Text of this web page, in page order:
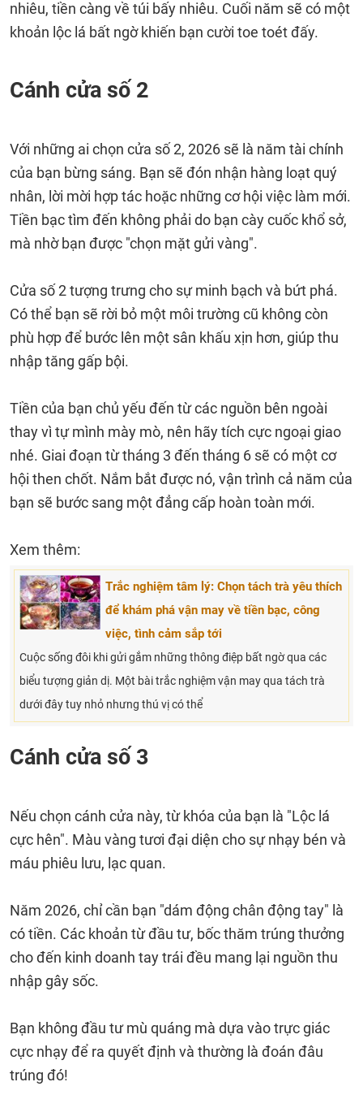
nhiêu, tiền càng về túi bấy nhiêu. Cuối năm sẽ có một
khoản lộc lá bất ngờ khiến bạn cười toe toét đấy.
Cánh cửa số 2
Với những ai chọn cửa số 2, 2026 sẽ là năm tài chính
của bạn bừng sáng. Bạn sẽ đón nhận hàng loạt quý
nhân, lời mời hợp tác hoặc những cơ hội việc làm mới.
Tiền bạc tìm đến không phải do bạn cày cuốc khổ sở,
mà nhờ bạn được "chọn mặt gửi vàng".
Cửa số 2 tượng trưng cho sự minh bạch và bứt phá.
Có thể bạn sẽ rời bỏ một môi trường cũ không còn
phù hợp để bước lên một sân khấu xịn hơn, giúp thu
nhập tăng gấp bội.
Tiền của bạn chủ yếu đến từ các nguồn bên ngoài
thay vì tự mình mày mò, nên hãy tích cực ngoại giao
nhé. Giai đoạn từ tháng 3 đến tháng 6 sẽ có một cơ
hội then chốt. Nắm bắt được nó, vận trình cả năm của
bạn sẽ bước sang một đẳng cấp hoàn toàn mới.
Xem thêm:
Trắc nghiệm tâm lý: Chọn tách trà yêu thích
để khám phá vận may về tiền bạc, công
việc, tình cảm sắp tới
Cuộc sống đôi khi gửi gắm những thông điệp bất ngờ qua các
biểu tượng giản dị. Một bài trắc nghiệm vận may qua tách trà
dưới đây tuy nhỏ nhưng thú vị có thể
Cánh cửa số 3
Nếu chọn cánh cửa này, từ khóa của bạn là "Lộc lá
cực hên". Màu vàng tươi đại diện cho sự nhạy bén và
máu phiêu lưu, lạc quan.
Năm 2026, chỉ cần bạn "dám động chân động tay" là
có tiền. Các khoản từ đầu tư, bốc thăm trúng thưởng
cho đến kinh doanh tay trái đều mang lại nguồn thu
nhập gây sốc.
Bạn không đầu tư mù quáng mà dựa vào trực giác
cực nhạy để ra quyết định và thường là đoán đâu
trúng đó!